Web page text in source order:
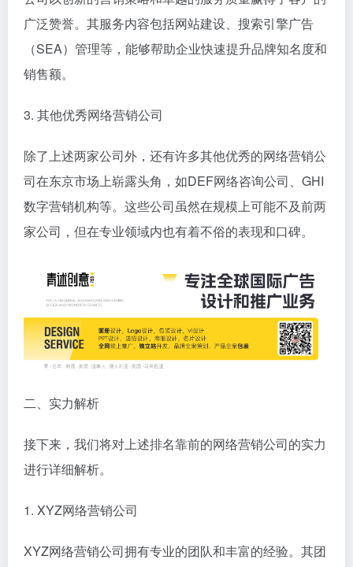
广泛赞誉。其服务内容包括网站建设、搜索引擎广告
（SEA）管理等，能够帮助企业快速提升品牌知名度和
销售额。
3. 其他优秀网络营销公司
除了上述两家公司外，还有许多其他优秀的网络营销公
司在东京市场上崭露头角，如DEF网络咨询公司、GHI
数字营销机构等。这些公司虽然在规模上可能不及前两
家公司，但在专业领域内也有着不俗的表现和口碑。
二、实力解析
接下来，我们将对上述排名靠前的网络营销公司的实力
进行详细解析。
1. XYZ网络营销公司
XYZ网络营销公司拥有专业的团队和丰富的经验。其团